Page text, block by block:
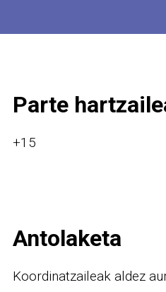
Parte
+15
Antolaketa
Koordinatzaileak aldez